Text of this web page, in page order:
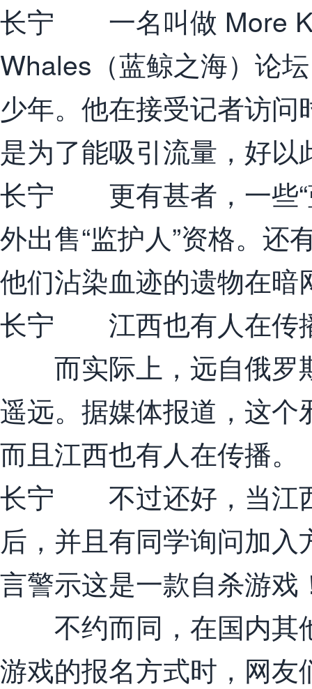
长宁 一名叫做 More
Whales（蓝鲸之海）论
少年。他在接受记者访
是为了能吸引流量，好
长宁 更有甚者，一些“
外出售“监护人”资格。还
他们沾染血迹的遗物在暗
长宁 江西也有人在传
而实际上，远自俄罗
遥远。据媒体报道，这
而且江西也有人在传播。
长宁 不过还好，当江
后，并且有同学询问加
言警示这是一款自杀游戏
不约而同，在国内其
游戏的报名方式时，网友